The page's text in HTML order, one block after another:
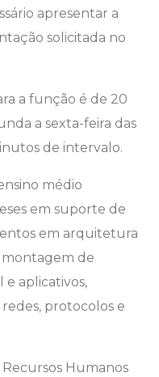
apresentar a
solicitada no
a função é de 20
a sexta-feira das
de intervalo.
médio
em suporte de
em arquitetura
de
e aplicativos,
protocolos e
Humanos